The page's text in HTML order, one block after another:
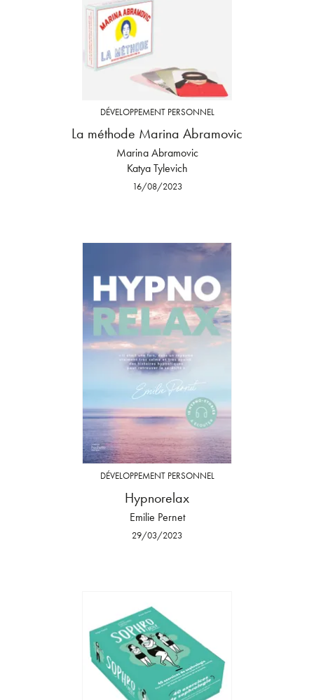
DÉVELOPPEMENT PERSONNEL
La méthode Marina Abramovic
Marina Abramovic
Katya Tylevich
16/08/2023
DÉVELOPPEMENT PERSONNEL
Hypnorelax
Emilie Pernet
29/03/2023